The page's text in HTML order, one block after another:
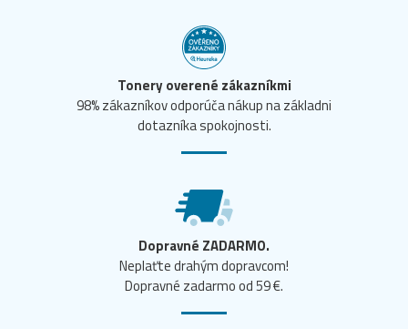
Tonery overené zákazníkmi
98% zákazníkov odporúča nákup na základni
dotazníka spokojnosti.
Dopravné ZADARMO.
Neplaťte drahým dopravcom!
Dopravné zadarmo od 59 €.